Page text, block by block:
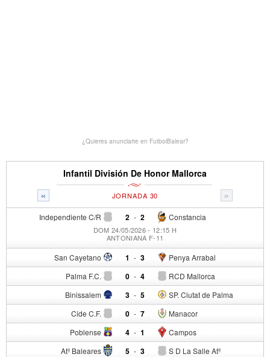
¿Quieres anunciarte en FutbolBalear?
Infantil División De Honor Mallorca
« »
JORNADA 30
Independiente C/R 2 - Constancia
2
DOM 24/05/2026 - 12:15 H
ANTONIANA F-11
San Cayetano 1 - Penya Arrabal
3
Palma F.C. 0 - RCD Mallorca
4
Binissalem 3 - SP. Ciutat de Palma
5
Cide C.F. 0 - Manacor
7
Poblense 4 - Campos
1
Atº Baleares 5 - S D La Salle Atº
3